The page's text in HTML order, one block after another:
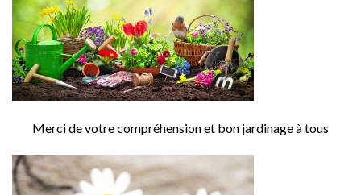
Merci de votre compréhension et bon jardinage à tous